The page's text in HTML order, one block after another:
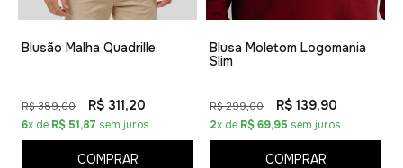
Blusão Malha Quadrille
R$ 389,00 R$ 311,20
6x de R$ 51,87 sem juros
COMPRAR
Blusa Moletom Logomania
Slim
R$ 299,00 R$ 139,90
2x de R$ 69,95 sem juros
COMPRAR